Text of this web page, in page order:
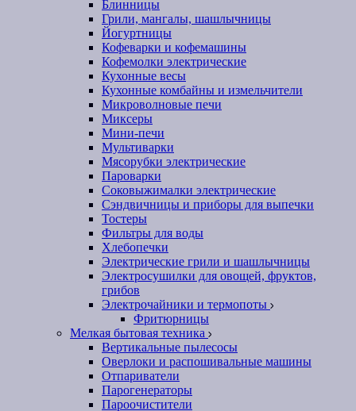
Блинницы
Грили, мангалы, шашлычницы
Йогуртницы
Кофеварки и кофемашины
Кофемолки электрические
Кухонные весы
Кухонные комбайны и измельчители
Микроволновые печи
Миксеры
Мини-печи
Мультиварки
Мясорубки электрические
Пароварки
Соковыжималки электрические
Сэндвичницы и приборы для выпечки
Тостеры
Фильтры для воды
Хлебопечки
Электрические грили и шашлычницы
Электросушилки для овощей, фруктов,
грибов
Электрочайники и термопоты
Фритюрницы
Мелкая бытовая техника
Вертикальные пылесосы
Оверлоки и распошивальные машины
Отпариватели
Парогенераторы
Пароочистители